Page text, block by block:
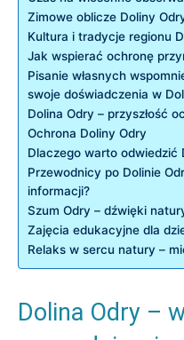
Zimowe ‌oblicze Doliny
Kultura i⁣ tradycje ⁣regionu
Jak wspierać ochronę
Pisanie własnych
swoje doświadczenia w
Dolina Odry – przyszłość
Ochrona ⁤Doliny ​Odry
Dlaczego warto odwiedzić
Przewodnicy po Dolinie
informacji?
Szum⁣ Odry​ – dźwięki
Zajęcia edukacyjne dla
Relaks w sercu ⁢natury ‌–
Dolina Odry –